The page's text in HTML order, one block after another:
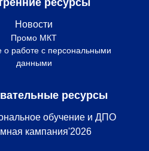
Новости
Промо МКТ
о работе с персональными
данными
ресурсы
обучение и ДПО
кампания'2026